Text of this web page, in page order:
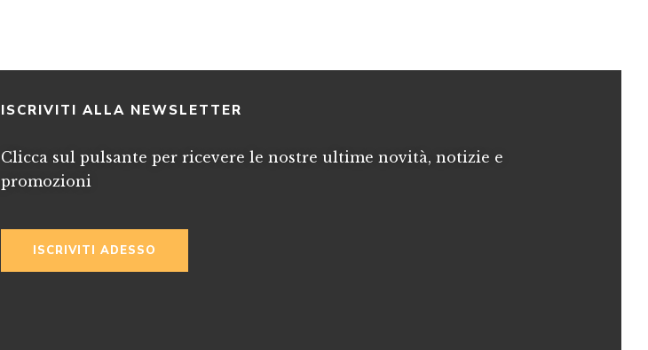
ISCRIVITI ALLA NEWSLETTER
Clicca sul pulsante per ricevere le nostre ultime novità, notizie e
promozioni
ISCRIVITI ADESSO